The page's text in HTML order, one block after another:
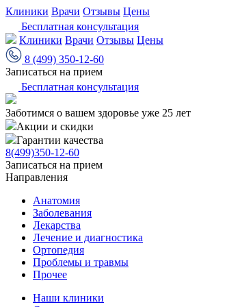
Клиники Врачи Отзывы Цены
Бесплатная консультация
Клиники Врачи Отзывы Цены
8 (499) 350-12-60
Записаться на прием
Бесплатная консультация
Заботимся о вашем здоровье уже 25 лет
Акции и скидки
Гарантии качества
8(499)350-12-60
Записаться на прием
Направления
Анатомия
Заболевания
Лекарства
Лечение и диагностика
Ортопедия
Проблемы и травмы
Прочее
Наши клиники